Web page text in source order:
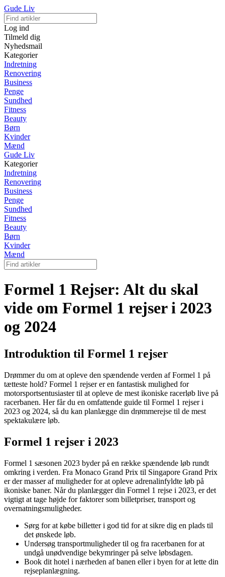
Gude Liv
Log ind
Tilmeld dig
Nyhedsmail
Kategorier
Indretning
Renovering
Business
Penge
Sundhed
Fitness
Beauty
Børn
Kvinder
Mænd
Gude Liv
Kategorier
Indretning
Renovering
Business
Penge
Sundhed
Fitness
Beauty
Børn
Kvinder
Mænd
Formel 1 Rejser: Alt du skal
vide om Formel 1 rejser i 2023
og 2024
Introduktion til Formel 1 rejser
Drømmer du om at opleve den spændende verden af Formel 1 på
tætteste hold? Formel 1 rejser er en fantastisk mulighed for
motorsportsentusiaster til at opleve de mest ikoniske racerløb live på
racerbanen. Her får du en omfattende guide til Formel 1 rejser i
2023 og 2024, så du kan planlægge din drømmerejse til de mest
spektakulære løb.
Formel 1 rejser i 2023
Formel 1 sæsonen 2023 byder på en række spændende løb rundt
omkring i verden. Fra Monaco Grand Prix til Singapore Grand Prix
er der masser af muligheder for at opleve adrenalinfyldte løb på
ikoniske baner. Når du planlægger din Formel 1 rejse i 2023, er det
vigtigt at tage højde for faktorer som billetpriser, transport og
overnatningsmuligheder.
Sørg for at købe billetter i god tid for at sikre dig en plads til
det ønskede løb.
Undersøg transportmuligheder til og fra racerbanen for at
undgå unødvendige bekymringer på selve løbsdagen.
Book dit hotel i nærheden af banen eller i byen for at lette din
rejseplanlægning.